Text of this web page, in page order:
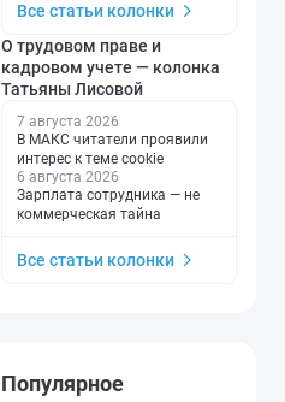
Все статьи колонки
О трудовом праве и
кадровом учете — колонка
Татьяны Лисовой
7 августа 2026
В МАКС читатели проявили
интерес к теме cookie
6 августа 2026
Зарплата сотрудника — не
коммерческая тайна
Все статьи колонки
Популярное